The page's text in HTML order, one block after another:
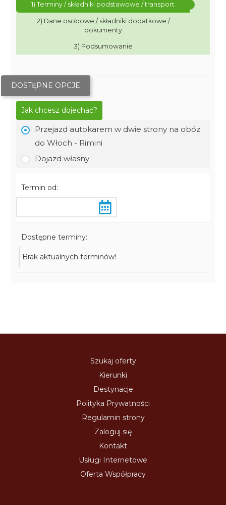
1) Terminy / składniki podstawowe / transport
2) Dane osobowe / składniki dodatkowe /
dokumenty
3) Podsumowanie
DOSTĘPNE OPCJE
Jak chcesz dojechać?
Przejazd autokarem w dwie strony na obóz
do Włoch - Rimini
Dojazd własny
Termin od:
Dostępne terminy:
Brak aktualnych terminów!
Szukaj oferty
Kierunki
Destynacje
Polityka Prywatności
Regulamin strony
Zaloguj się
Kontakt
Usługi Internetowe
Oferta Współpracy